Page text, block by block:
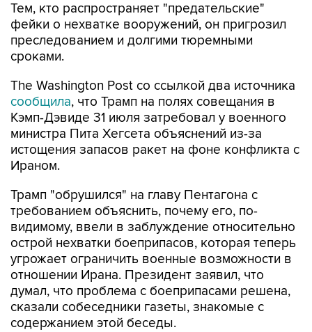
Тем, кто распространяет "предательские"
фейки о нехватке вооружений, он пригрозил
преследованием и долгими тюремными
сроками.
The Washington Post со ссылкой два источника
сообщила, что Трамп на полях совещания в
Кэмп-Дэвиде 31 июля затребовал у военного
министра Пита Хегсета объяснений из-за
истощения запасов ракет на фоне конфликта с
Ираном.
Трамп "обрушился" на главу Пентагона с
требованием объяснить, почему его, по-
видимому, ввели в заблуждение относительно
острой нехватки боеприпасов, которая теперь
угрожает ограничить военные возможности в
отношении Ирана. Президент заявил, что
думал, что проблема с боеприпасами решена,
сказали собеседники газеты, знакомые с
содержанием этой беседы.